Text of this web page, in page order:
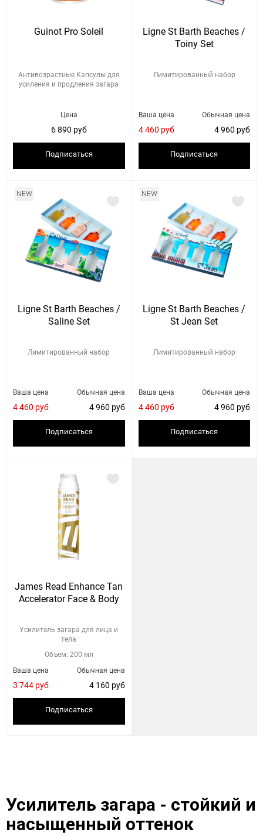
Guinot Pro Soleil
Антивозрастные Капсулы для
усиления и продления загара
Цена
6 890 руб
Подписаться
Ligne St Barth Beaches /
Toiny Set
Лимитированный набор
Обычная цена
4 960 руб
Ваша цена
4 460 руб
Подписаться
NEW
Ligne St Barth Beaches /
Saline Set
Лимитированный набор
Обычная цена
4 960 руб
Ваша цена
4 460 руб
Подписаться
NEW
Ligne St Barth Beaches /
St Jean Set
Лимитированный набор
Обычная цена
4 960 руб
Ваша цена
4 460 руб
Подписаться
James Read Enhance Tan
Accelerator Face & Body
Усилитель загара для лица и
тела
Объем: 200 мл
Обычная цена
4 160 руб
Ваша цена
3 744 руб
Подписаться
Усилитель загара - стойкий и
насыщенный оттенок